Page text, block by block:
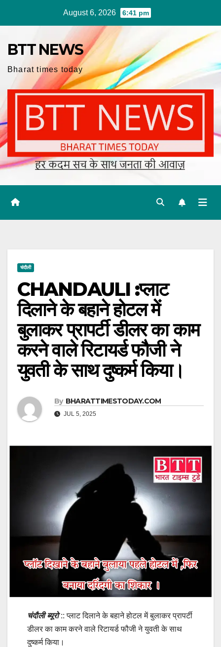
August 6, 2026 6:41 pm
BTT NEWS
Bharat times today
चंदौली
CHANDAULI :प्लाट
दिलाने के बहाने होटल में
बुलाकर प्रापर्टी डीलर का काम
करने वाले रिटायर्ड फौजी ने
युवती के साथ दुष्कर्म किया।
By BHARATTIMESTODAY.COM
JUL 5, 2025
चंदौली ब्यूरो:: प्लाट दिलाने के बहाने होटल में बुलाकर प्रापर्टी
डीलर का काम करने वाले रिटायर्ड फौजी ने युवती के साथ
दुष्कर्म किया।